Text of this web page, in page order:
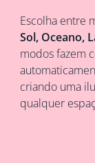
Escolha entre
Sol, Oceano,
modos fazem
criando uma
qualquer